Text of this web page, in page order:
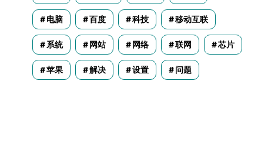
电脑 百度 科技 移动互联
系统 网站 网络 联网 芯片
苹果 解决 设置 问题